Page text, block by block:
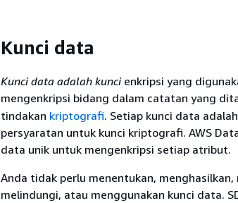
Kunci data
Kunci data adalah kuncienkripsi yang
mengenkripsi bidang dalam catatan yang
tindakan kriptografi. Setiap kunci data
persyaratan untuk kunci kriptografi. AWS
data unik untuk mengenkripsi setiap atribut.
Anda tidak perlu menentukan,
melindungi, atau menggunakan kunci data.